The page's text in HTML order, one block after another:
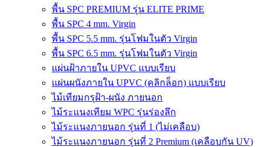
พื้น SPC PREMIUM รุ่น ELITE PRIME
พื้น SPC 4 mm. Virgin
พื้น SPC 5.5 mm. รุ่นโฟมในตัว Virgin
พื้น SPC 6.5 mm. รุ่นโฟมในตัว Virgin
แผ่นฝ้าภายใน UPVC แบบเรียบ
แผ่นผนังภายใน UPVC (คลิกล็อก) แบบเรียบ
ไม้เทียมกรุฝ้า-ผนัง ภายนอก
ไม้ระแนงเทียม WPC รุ่นร่องลึก
ไม้ระแนงภายนอก รุ่นที่ 1 (ไม่เคลือบ)
ไม้ระแนงภายนอก รุ่นที่ 2 Premium (เคลือบกัน UV)